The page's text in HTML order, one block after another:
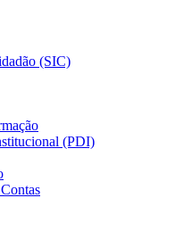
(SIC)
(PDI)